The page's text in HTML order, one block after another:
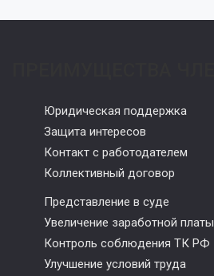
Юридическая поддержка
Защита интересов
Контакт с работодателем
Коллективный договор
Представление в суде
Увеличение заработной платы
Контроль соблюдения ТК РФ
Улучшение условий труда